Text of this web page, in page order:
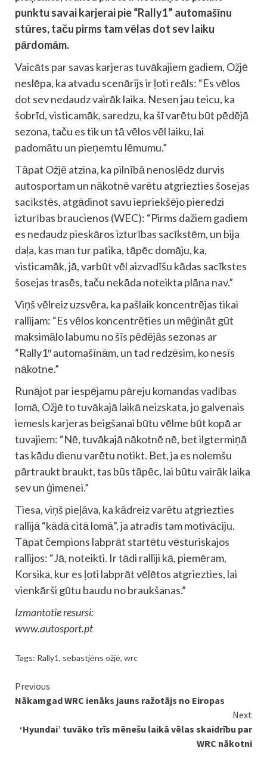
punktu savai karjerai pie “Rally1” automašīnu
stūres, taču pirms tam vēlas dot sev laiku
pārdomām.
Vaicāts par savas karjeras tuvākajiem gadiem, Ožjē
neslēpa, ka atvadu scenārijs ir ļoti reāls: “Es vēlos
dot sev nedaudz vairāk laika. Nesen jau teicu, ka
šobrīd, visticamāk, saredzu, ka šī varētu būt pēdējā
sezona, taču es tik un tā vēlos vēl laiku, lai
padomātu un pieņemtu lēmumu.”
Tāpat Ožjē atzina, ka pilnībā nenoslēdz durvis
autosportam un nākotnē varētu atgriezties šosejas
sacīkstēs, atgādinot savu iepriekšējo pieredzi
izturības braucienos (WEC): “Pirms dažiem gadiem
es nedaudz pieskāros izturības sacīkstēm, un bija
daļa, kas man tur patika, tāpēc domāju, ka,
visticamāk, jā, varbūt vēl aizvadīšu kādas sacīkstes
šosejas trasēs, taču nekāda noteikta plāna nav.”
Viņš vēlreiz uzsvēra, ka pašlaik koncentrējas tikai
rallijam: “Es vēlos koncentrēties un mēģināt gūt
maksimālo labumu no šīs pēdējās sezonas ar
“Rally1″ automašīnām, un tad redzēsim, ko nesīs
nākotne.”
Runājot par iespējamu pāreju komandas vadības
lomā, Ožjē to tuvākajā laikā neizskata, jo galvenais
iemesls karjeras beigšanai būtu vēlme būt kopā ar
tuvajiem: “Nē, tuvākajā nākotnē nē, bet ilgtermiņā
tas kādu dienu varētu notikt. Bet, ja es nolemšu
pārtraukt braukt, tas būs tāpēc, lai būtu vairāk laika
sev un ģimenei.”
Tiesa, viņš pieļāva, ka kādreiz varētu atgriezties
rallijā “kādā citā lomā”, ja atradīs tam motivāciju.
Tāpat čempions labprāt startētu vēsturiskajos
rallijos: “Jā, noteikti. Ir tādi ralliji kā, piemēram,
Korsika, kur es ļoti labprāt vēlētos atgriezties, lai
vienkārši gūtu baudu no braukšanas.”
Izmantotie resursi:
www.autosport.pt
Tags: Rally1, sebastjēns ožjē, wrc
Continue
Reading
Previous
Nākamgad WRC ienāks jauns ražotājs no Eiropas
Next
‘Hyundai’ tuvāko trīs mēnešu laikā vēlas skaidrību par
WRC nākotni